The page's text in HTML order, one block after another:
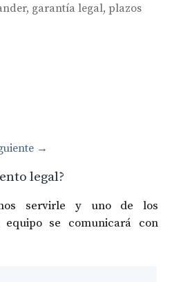
, garantía legal, plazos
→
legal?
servirle y uno de los
se comunicará con